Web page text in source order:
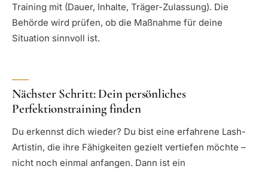
Training mit (Dauer, Inhalte, Träger-Zulassung). Die
Behörde wird prüfen, ob die Maßnahme für deine
Situation sinnvoll ist.
Nächster Schritt: Dein persönliches
Perfektionstraining finden
Du erkennst dich wieder? Du bist eine erfahrene Lash-
Artistin, die ihre Fähigkeiten gezielt vertiefen möchte –
nicht noch einmal anfangen. Dann ist ein